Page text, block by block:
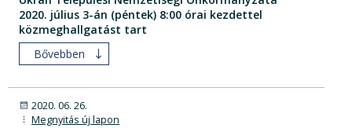
2020. július 3-án (péntek) 8:00 órai kezdettel
közmeghallgatást tart
Bővebben
2020. 06. 26.
Megnyitás új lapon